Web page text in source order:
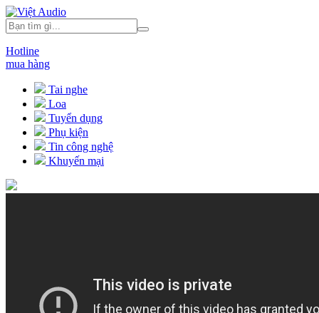
Hotline
mua hàng
Tai nghe
Loa
Tuyển dụng
Phụ kiện
Tin công nghệ
Khuyến mại